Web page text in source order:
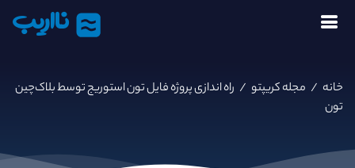
نااریب
خانه / مجله کریپتو / راه اندازی پروژه فایل تون استوریج توسط بلاک‌چین
تون